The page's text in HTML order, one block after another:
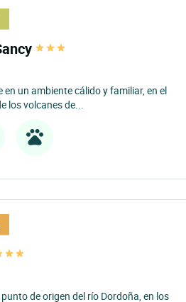
en un ambiente cálido y familiar, en el
los volcanes de...
de origen del río Dordoña, en los